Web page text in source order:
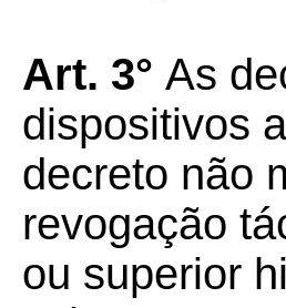
Art. 3° As
dispositivos
decreto não
revogação
ou superior